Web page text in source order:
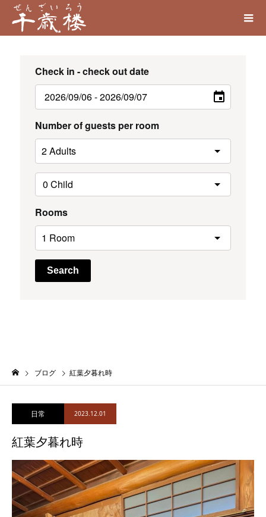
Check in - check out date
Number of guests per room
Rooms
Search
ブログ 紅葉夕暮れ時
日常 2023.12.01
紅葉夕暮れ時